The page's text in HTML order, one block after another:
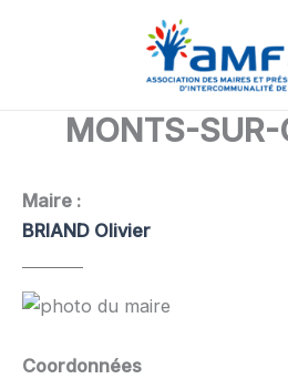
MONTS-SUR-
Maire :
BRIAND Olivier
Coordonnées